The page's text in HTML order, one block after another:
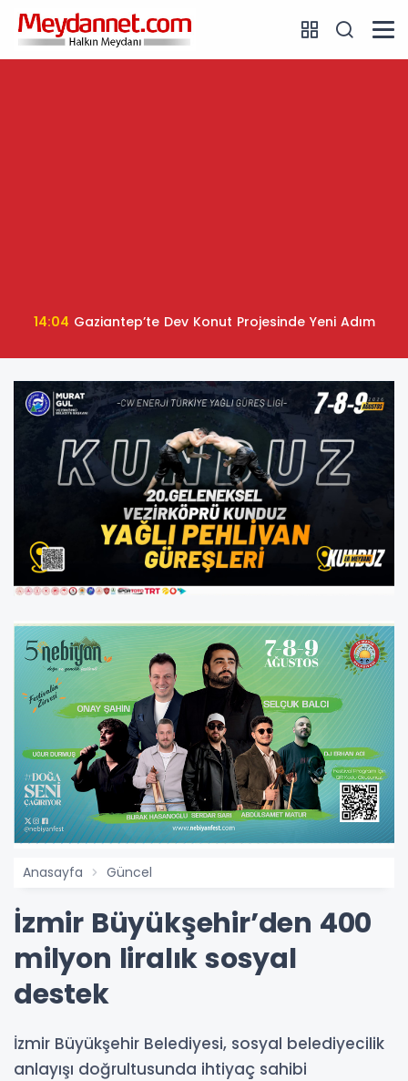
14:04 Gaziantep’te Dev Konut Projesinde Yeni Adım
Anasayfa Güncel
İzmir Büyükşehir’den 400
milyon liralık sosyal
destek
İzmir Büyükşehir Belediyesi, sosyal belediyecilik
anlayışı doğrultusunda ihtiyaç sahibi